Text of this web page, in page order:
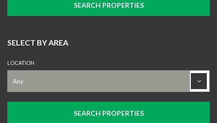
SELECT BY AREA
LOCATION